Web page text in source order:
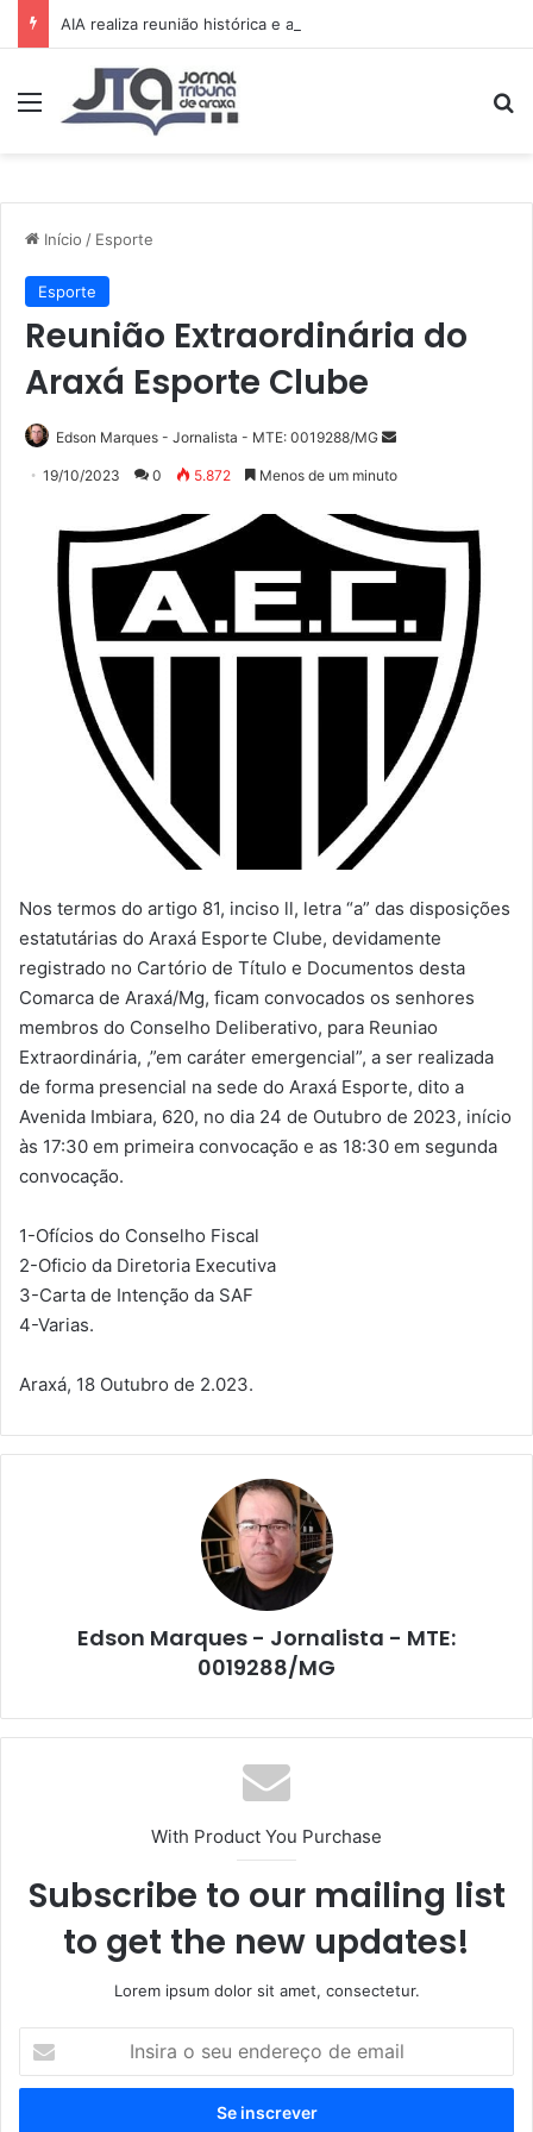
Menu
Início / Esporte
Esporte
Reunião Extraordinária do
Araxá Esporte Clube
Edson Marques - Jornalista - MTE: 0019288/MG
Mande
mail
19/10/2023 0 5.872 Menos de um minuto
Nos termos do artigo 81, inciso ll, letra “a” das disposições
estatutárias do Araxá Esporte Clube, devidamente
registrado no Cartório de Título e Documentos desta
Comarca de Araxá/Mg, ficam convocados os senhores
membros do Conselho Deliberativo, para Reuniao
Extraordinária, ,”em caráter emergencial”, a ser realizada
de forma presencial na sede do Araxá Esporte, dito a
Avenida Imbiara, 620, no dia 24 de Outubro de 2023, início
às 17:30 em primeira convocação e as 18:30 em segunda
convocação.
1-Ofícios do Conselho Fiscal
2-Oficio da Diretoria Executiva
3-Carta de Intenção da SAF
4-Varias.
Araxá, 18 Outubro de 2.023.
Edson Marques - Jornalista - MTE:
0019288/MG
With Product You Purchase
Subscribe to our mailing list
to get the new updates!
Lorem ipsum dolor sit amet, consectetur.
seu